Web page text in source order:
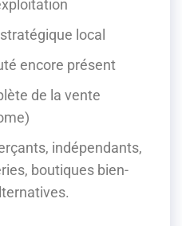
local
encore présent
de la vente
indépendants,
boutiques bien-